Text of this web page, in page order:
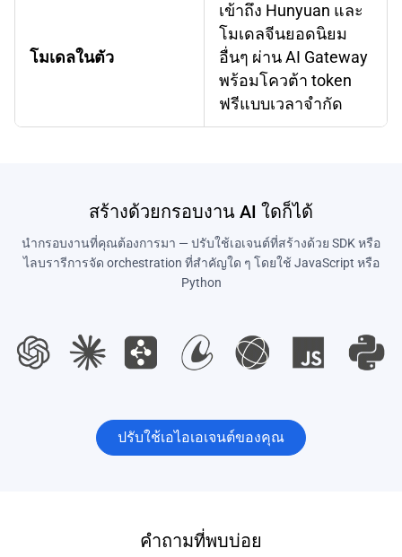
โมเดลในตัว
เข้าถึง Hunyuan และ
โมเดลจีนยอดนิยม
อื่นๆ ผ่าน AI Gateway
พร้อมโควต้า token
ฟรีแบบเวลาจำกัด
สร้างด้วยกรอบงาน AI ใดก็ได้
นำกรอบงานที่คุณต้องการมา — ปรับใช้เอเจนต์ที่สร้างด้วย SDK หรือ
ไลบรารีการจัด orchestration ที่สำคัญใด ๆ โดยใช้ JavaScript หรือ
Python
ปรับใช้เอไอเอเจนต์ของคุณ
คำถามที่พบบ่อย